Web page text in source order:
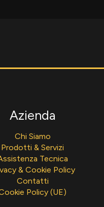
Azienda
Chi Siamo
Prodotti & Servizi
Tecnica
& Cookie Policy
Contatti
Policy (UE)